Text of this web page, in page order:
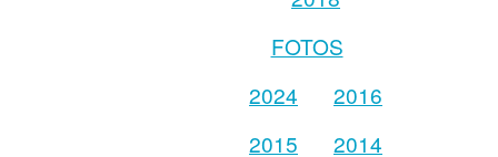
FOTOS
2024
2016
2015
2014